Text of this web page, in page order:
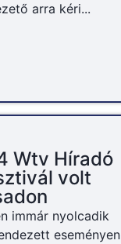
arra kéri...
Wtv Híradó
volt
immár nyolcadik
eseményen